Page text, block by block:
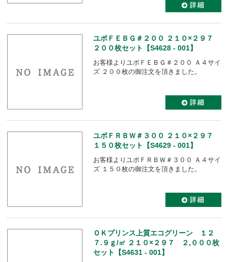
ユポＦＥＢＧ＃２００ ２１０×２９７
２００枚セット【S4628 - 001】
お客様よりユポＦＥＢＧ＃２００ Ａ４サイ
ズ ２００枚の御注文を頂きました。
ユポＦＲＢＷ＃３００ ２１０×２９７
１５０枚セット【S4629 - 001】
お客様よりユポＦＲＢＷ＃３００ Ａ４サイ
ズ １５０枚の御注文を頂きました。
ＯＫプリンス上質エコグリーン １２
７.９ｇ/㎡ ２１０×２９７ ２,０００枚
セット【S4631 - 001】